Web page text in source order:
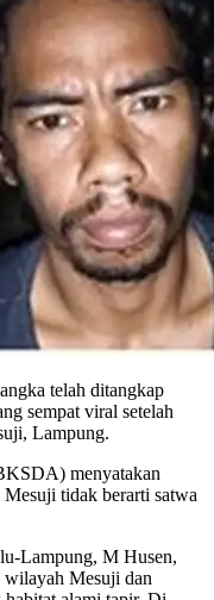
telah ditangkap
sempat viral setelah
Lampung.
menyatakan
tidak berarti satwa
Lampung, M Husen,
wilayah Mesuji dan